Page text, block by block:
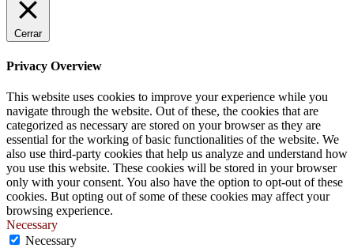
Cerrar
Privacy Overview
This website uses cookies to improve your experience while you
navigate through the website. Out of these, the cookies that are
categorized as necessary are stored on your browser as they are
essential for the working of basic functionalities of the website. We
also use third-party cookies that help us analyze and understand how
you use this website. These cookies will be stored in your browser
only with your consent. You also have the option to opt-out of these
cookies. But opting out of some of these cookies may affect your
browsing experience.
Necessary
Necessary